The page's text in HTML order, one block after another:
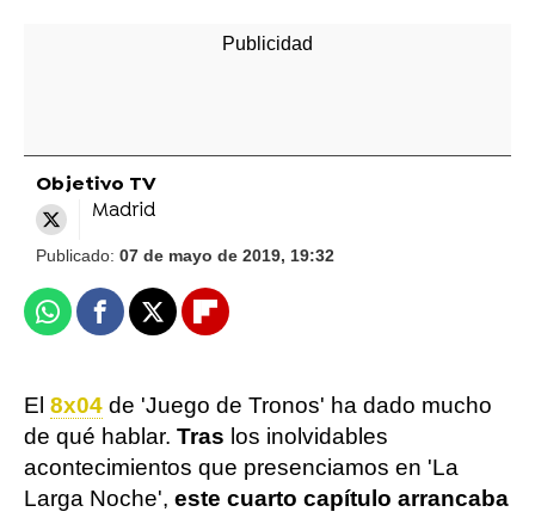
Objetivo TV
Madrid
Publicado: 07 de mayo de 2019, 19:32
WhatsappFacebook
X Flipboard
El 8x04 de 'Juego de Tronos' ha dado mucho
de qué hablar. Tras los inolvidables
acontecimientos que presenciamos en 'La
Larga Noche', este cuarto capítulo arrancaba